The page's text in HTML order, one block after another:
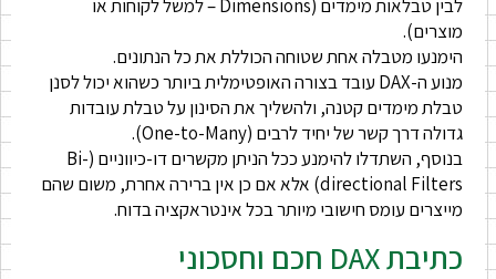
לבין טבלאות מימדים (Dimensions – למשל לקוחות או
מוצרים).
הימנעו מטבלה אחת שטוחה הכוללת את כל הנתונים.
מנוע ה-DAX עובד בצורה האופטימלית ביותר כשהוא יכול לסנן
טבלת מימדים קטנה, ולהשליך את הסינון על טבלת עובדות
גדולה דרך קשר של יחיד לרבים (One-to-Many).
בנוסף, השתדלו להימנע ככל הניתן מקשרים דו-כיווניים (Bi-
directional Filters) אלא אם כן אין ברירה אחרת, משום שהם
מייצרים עומס חישובי מיותר בכל אינטראקציה בדוח.
כתיבת DAX חכם וחסכוני